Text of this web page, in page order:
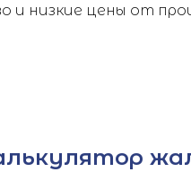
и низкие цены от